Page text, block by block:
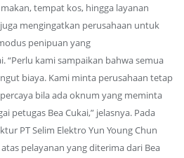
tempat kos, hingga layanan
mengingatkan perusahaan untuk
penipuan yang
“Perlu kami sampaikan bahwa semua
biaya. Kami minta perusahaan tetap
bila ada oknum yang meminta
petugas Bea Cukai,” jelasnya. Pada
PT Selim Elektro Yun Young Chun
pelayanan yang diterima dari Bea